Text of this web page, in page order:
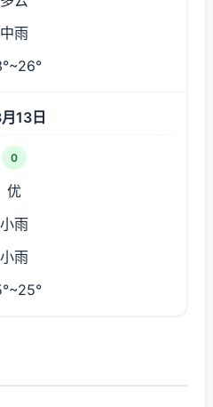
中雨
13日
0
优
小雨
小雨